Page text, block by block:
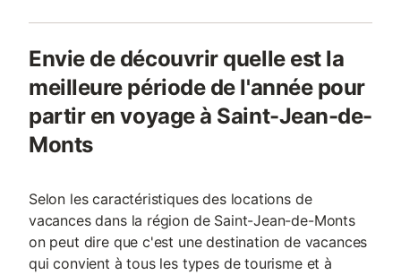
Envie de découvrir quelle est la
meilleure période de l'année pour
partir en voyage à Saint-Jean-de-
Monts
Selon les caractéristiques des locations de
vacances dans la région de Saint-Jean-de-Monts
on peut dire que c'est une destination de vacances
qui convient à tous les types de tourisme et à